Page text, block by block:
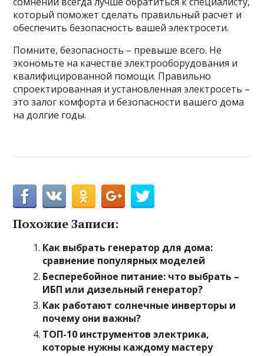
который поможет сделать правильный расчет и
обеспечить безопасность вашей электросети.
Помните, безопасность – превыше всего. Не
экономьте на качестве электрооборудования и
квалифицированной помощи. Правильно
спроектированная и установленная электросеть –
это залог комфорта и безопасности вашего дома
на долгие годы.
Похожие Записи:
Как выбрать генератор для дома:
сравнение популярных моделей
Бесперебойное питание: что выбрать –
ИБП или дизельный генератор?
Как работают солнечные инверторы и
почему они важны?
ТОП-10 инструментов электрика,
которые нужны каждому мастеру